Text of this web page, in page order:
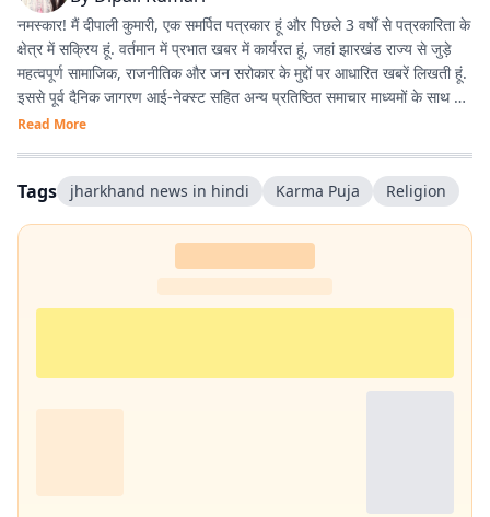
नमस्कार! मैं दीपाली कुमारी, एक समर्पित पत्रकार हूं और पिछले 3 वर्षों से पत्रकारिता के
क्षेत्र में सक्रिय हूं. वर्तमान में प्रभात खबर में कार्यरत हूं, जहां झारखंड राज्य से जुड़े
महत्वपूर्ण सामाजिक, राजनीतिक और जन सरोकार के मुद्दों पर आधारित खबरें लिखती हूं.
इससे पूर्व दैनिक जागरण आई-नेक्स्ट सहित अन्य प्रतिष्ठित समाचार माध्यमों के साथ भी
कार्य करने का अनुभव है.
Read More
Tags jharkhand news in hindi Karma Puja Religion